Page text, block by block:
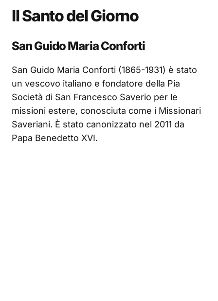
Il Santo del Giorno
San Guido Maria Conforti
San Guido Maria Conforti (1865-1931) è stato
un vescovo italiano e fondatore della Pia
Società di San Francesco Saverio per le
missioni estere, conosciuta come i Missionari
Saveriani. È stato canonizzato nel 2011 da
Papa Benedetto XVI.